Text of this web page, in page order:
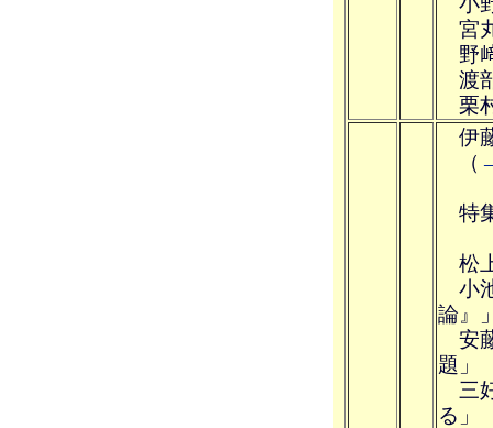
宮
野
渡
栗
伊
（
特
松
小
論』
安
題」
三
る」